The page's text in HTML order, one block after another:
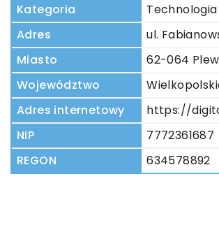
Kategoria
Adres
ul.
Miasto
62-064
Województwo
Adres internetowy
https://
NIP
7772361687
REGON
634578892